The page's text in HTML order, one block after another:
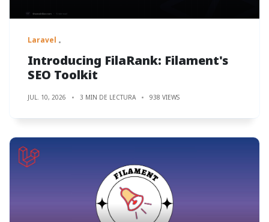
Laravel
Introducing FilaRank: Filament's
SEO Toolkit
JUL. 10, 2026 3 MIN DE LECTURA 938 VIEWS